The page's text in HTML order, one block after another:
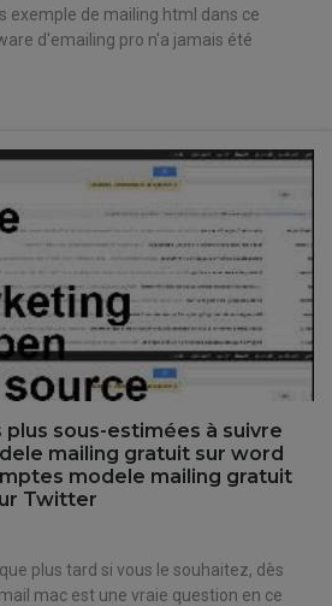
exemple de mailing html dans ce
d'emailing pro n'a jamais été
sous-estimées à suivre
mailing gratuit sur word
modele mailing gratuit
Twitter
plus tard si vous le souhaitez, dès
mac est une vraie question en ce